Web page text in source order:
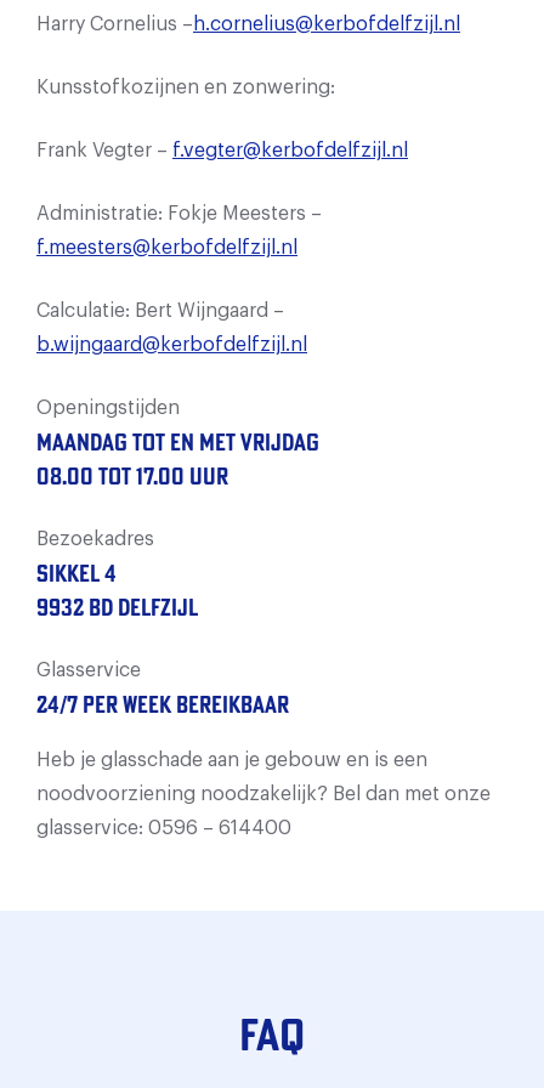
Harry Cornelius – h.cornelius@kerbofdelfzijl.nl
Kunsstofkozijnen en zonwering:
Frank Vegter – f.vegter@kerbofdelfzijl.nl
Administratie: Fokje Meesters –
f.meesters@kerbofdelfzijl.nl
Calculatie: Bert Wijngaard –
b.wijngaard@kerbofdelfzijl.nl
Openingstijden
Maandag tot en met vrijdag
08.00 tot 17.00 uur
Bezoekadres
Sikkel 4
9932 BD Delfzijl
Glasservice
24/7 per week bereikbaar
Heb je glasschade aan je gebouw en is een
noodvoorziening noodzakelijk? Bel dan met onze
glasservice: 0596 – 614400
FAQ